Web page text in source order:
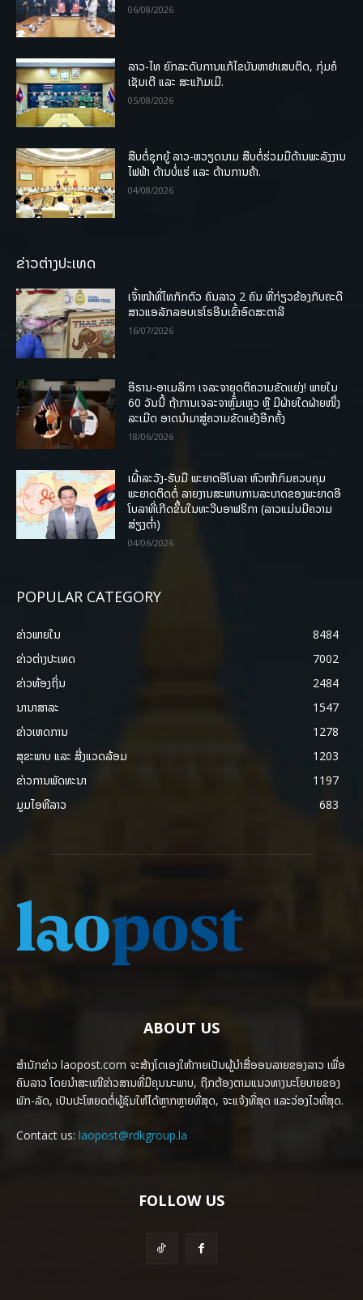
06/08/2026
ລາວ-ໄທ ຍົກລະດັບການແກ້ໄຂບັນຫາຢາເສບຕິດ, ກຸ່ມຄໍ
ເຊັນເຕີ ແລະ ສະແກັມເມີ.
05/08/2026
ສືບຕໍ່ຊຸກຍູ້ ລາວ-ຫວຽດນາມ ສືບຕໍ່ຮ່ວມມືດ້ານພະລັງງານ
ໄຟຟ້າ ດ້ານບໍ່ແຮ່ ແລະ ດ້ານການຄ້າ.
04/08/2026
ຂ່າວຕ່າງປະເທດ
ເຈົ້າໜ້າທີ່ໄທກັກຕົວ ຄົນລາວ 2 ຄົນ ທີ່ກ່ຽວຂ້ອງກັບຄະດີ
ສາວແອລັກລອບເຮໂຣອີນເຂົ້າອົດສະຕາລີ
16/07/2026
ອີຣານ-ອາເມລິກາ ເຈລະຈາຍຸດຕິຄວາມຂັດແຍ່ງ! ພາຍໃນ
60 ວັນນີ້ ຖ້າການເຈລະຈາຫຼົ້ມເຫຼວ ຫຼື ມີຝ່າຍໃດຝ່າຍໜຶ່ງ
ລະເມີດ ອາດນໍາມາສູ່ຄວາມຂັດແຍ້ງອີກຄັ້ງ
18/06/2026
ເຝົ້າລະວັງ-ຮັບມື ພະຍາດອີໂບລາ ຫົວໜ້າກົມຄວບຄຸມ
ພະຍາດຕິດຕໍ່ ລາຍງານສະພາບການລະບາດຂອງພະຍາດອີ
ໂບລາທີ່ເກີດຂຶ້ນໃນທະວີບອາຟຣິກາ (ລາວແມ່ນມີຄວາມ
ສ່ຽງຕໍ່າ)
04/06/2026
POPULAR CATEGORY
ຂ່າວພາຍ​ໃນ
8484
ຂ່າວຕ່າງປະເທດ
7002
ຂ່າວທ້ອງຖິ່ນ
2484
ນານາສາລະ
1547
ຂ່າວເຫດການ
1278
ສຸຂະພາບ ແລະ ສີ່ງແວດລ້ອມ
1203
ຂ່າວການພັດທະນາ
1197
ມູມໄອທີລາວ
683
ABOUT US
ສຳນັກຂ່າວ laopost.com ຈະສ້າງໂຕເອງໃຫ້ກາຍເປັນຜູ້ນຳສື່ອອນລາຍຂອງລາວ ເພື່ອ
ຄົນລາວ ໂດຍນຳສະເໜີຂ່າວສານທີ່ມີຄຸນນະພາບ, ຖືກຕ້ອງຕາມແນວທາງນະໂຍບາຍຂອງ
ພັກ-ລັດ, ເປັນປະໂຫຍດຕໍ່ຜູ້ຊົມໃຫ້ໄດ້ຫຼາກຫຼາຍທີ່ສຸດ, ຈະແຈ້ງທີ່ສຸດ ແລະວ່ອງໄວທີ່ສຸດ.
Contact us: laopost@rdkgroup.la
FOLLOW US